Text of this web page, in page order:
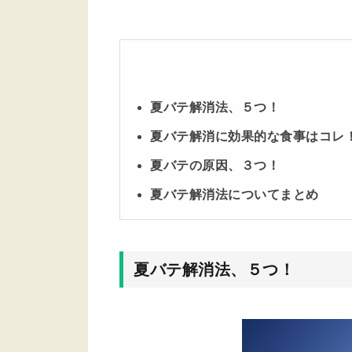
夏バテ解消法、５つ！
夏バテ解消に効果的な食事はコレ
夏バテの原因、３つ！
夏バテ解消法についてまとめ
夏バテ解消法、５つ！